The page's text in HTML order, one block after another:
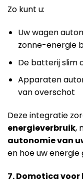
Zo kunt u:
Uw wagen
zonne-energie
De batterij slim
Apparaten
van overschot
Deze integratie
energieverbruik,
autonomie van
en hoe uw
7. Domotica